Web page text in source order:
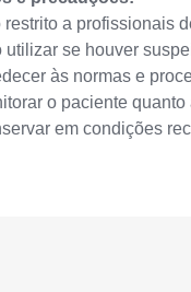
restrito a profissionais
utilizar se houver
às normas e
o paciente
em condições